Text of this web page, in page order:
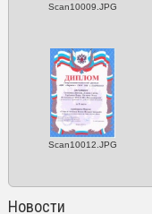
Scan10009.JPG
Scan10012.JPG
Новости